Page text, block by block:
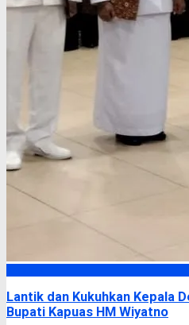
Lantik dan Kukuhkan Kepala
Bupati Kapuas HM Wiyatno